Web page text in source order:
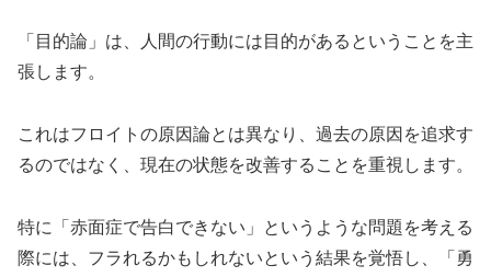
「目的論」は、人間の行動には目的があるということを主
張します。
これはフロイトの原因論とは異なり、過去の原因を追求す
るのではなく、現在の状態を改善することを重視します。
特に「赤面症で告白できない」というような問題を考える
際には、フラれるかもしれないという結果を覚悟し、「勇